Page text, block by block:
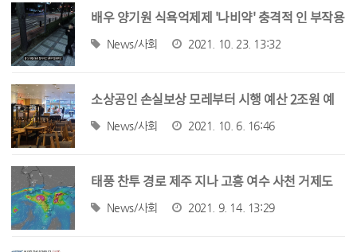
배우 양기원 식욕억제제 '나비약' 충격적 인 부작용
News/사회 2021. 10. 23. 13:32
소상공인 손실보상 모레부터 시행 예산 2조원 예
상
News/사회 2021. 10. 6. 16:46
태풍 찬투 경로 제주 지나 고흥 여수 사천 거제도
부산 앞바다 통과
News/사회 2021. 9. 14. 13:29